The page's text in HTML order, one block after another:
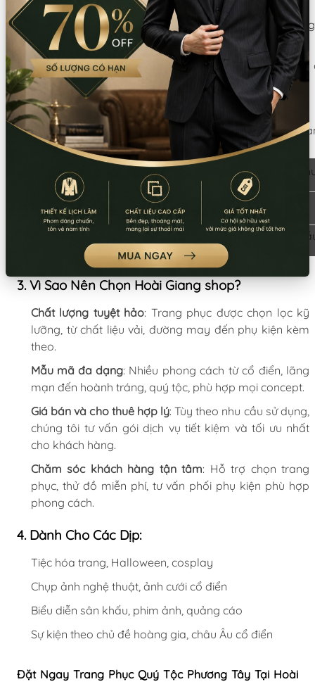
Áo vest đuôi tôm, áo khoác thêu hoa văn hoàng
sơ mi cổ jabot, quần tây ống đứng.
Phụ kiện: mũ chóp cao, găng tay trắng, giày da
điển.
Trang phục quý bà
Đầm dạ hội phồng rộng, corset ôm eo, áo
ren, váy công chúa hoàng gia.
Phụ kiện: mũ rộng vành, găng tay ren, quạt lụa,
ngọc trai.
Trang phục hoàng gia châu Âu thế kỷ 17–19:
Phong cách Louis XIV, Victoria, Elizabeth với các
áo choàng, váy lộng lẫy, cầu kỳ từng chi tiết.
3. Vì Sao Nên Chọn Hoài Giang shop?
Chất lượng tuyệt hảo: Trang phục được chọn lọc kỹ
lưỡng, từ chất liệu vải, đường may đến phụ kiện kèm
theo.
Mẫu mã đa dạng: Nhiều phong cách từ cổ điển, lãng
mạn đến hoành tráng, quý tộc, phù hợp mọi concept.
Giá bán và cho thuê hợp lý: Tùy theo nhu cầu sử dụng,
chúng tôi tư vấn gói dịch vụ tiết kiệm và tối ưu nhất
cho khách hàng.
Chăm sóc khách hàng tận tâm: Hỗ trợ chọn trang
phục, thử đồ miễn phí, tư vấn phối phụ kiện phù hợp
phong cách.
4. Dành Cho Các Dịp:
Tiệc hóa trang, Halloween, cosplay
Chụp ảnh nghệ thuật, ảnh cưới cổ điển
Biểu diễn sân khấu, phim ảnh, quảng cáo
Sự kiện theo chủ đề hoàng gia, châu Âu cổ điển
Đặt Ngay Trang Phục Quý Tộc Phương Tây Tại Hoài